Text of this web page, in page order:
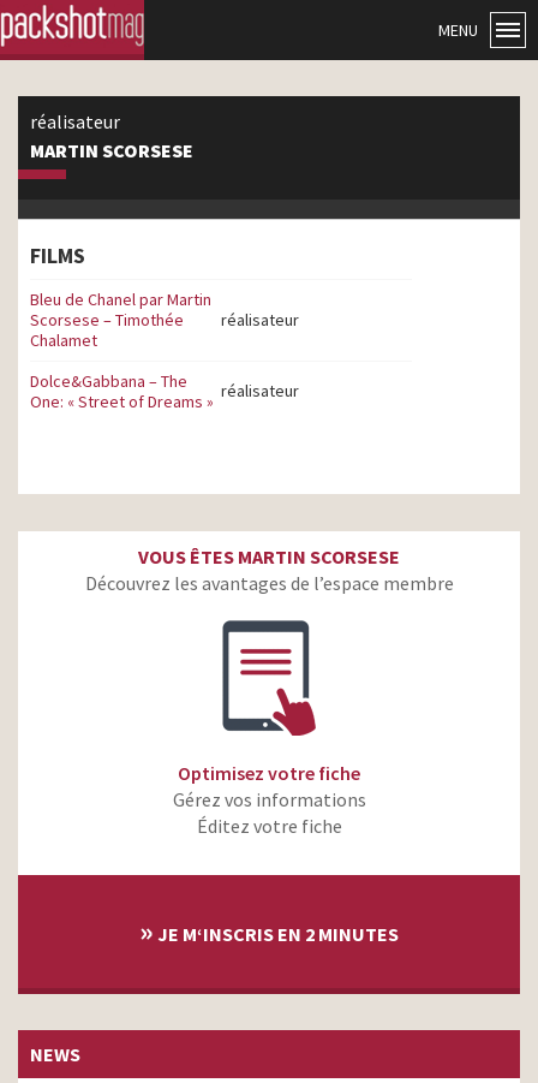
MENU
réalisateur
MARTIN SCORSESE
FILMS
Bleu de Chanel par Martin
Scorsese – Timothée
Chalamet
réalisateur
Dolce&Gabbana – The
One: « Street of Dreams » réalisateur
VOUS ÊTES MARTIN SCORSESE
Découvrez les avantages de l’espace membre
Optimisez votre fiche
Gérez vos informations
Éditez votre fiche
» JE M‘INSCRIS EN 2 MINUTES
NEWS